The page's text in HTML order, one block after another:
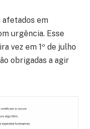
em
urgência. Esse
vez em 1º de julho
obrigadas a agir